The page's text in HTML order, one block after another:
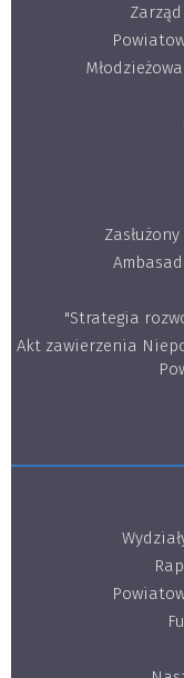
"Strategia
Akt zawierzenia